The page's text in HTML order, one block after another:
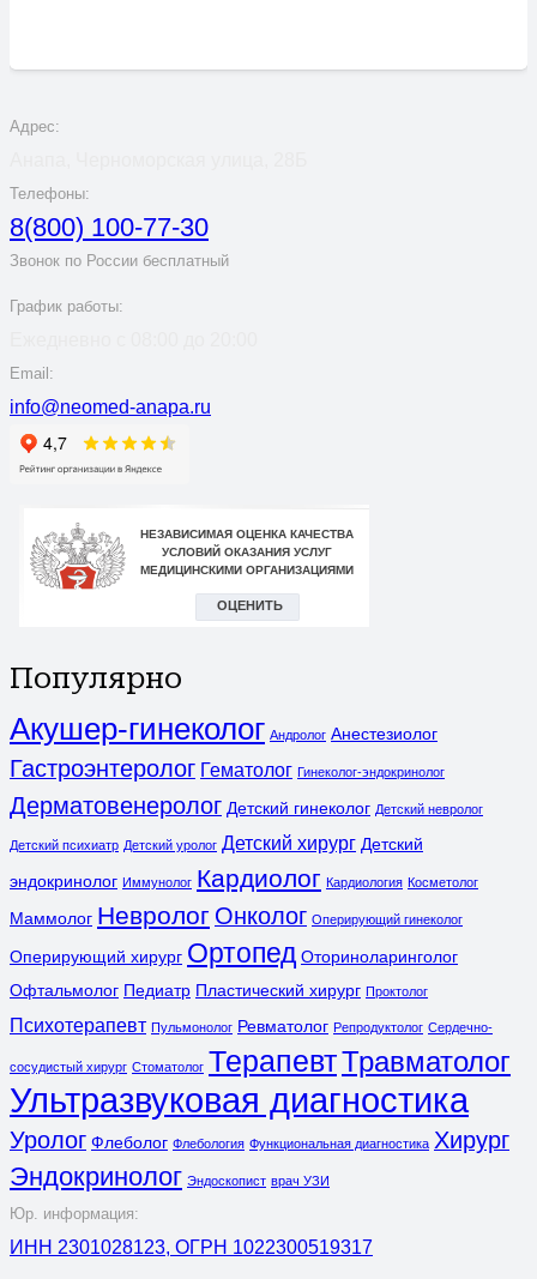
Адрес:
Телефоны:
8(800) 100-77-30
Звонок по России бесплатный
График работы:
Email:
info@neomed-anapa.ru
Популярно
Акушер-гинеколог Андролог Анестезиолог
Гастроэнтеролог Гематолог Гинеколог-эндокринолог
Дерматовенеролог Детский гинеколог Детский невролог
Детский психиатр Детский уролог Детский хирург Детский
эндокринолог Иммунолог Кардиолог Кардиология Косметолог
Маммолог Невролог Онколог Оперирующий гинеколог
Оперирующий хирург Ортопед Оториноларинголог
Офтальмолог Педиатр Пластический хирург Проктолог
Психотерапевт Пульмонолог Ревматолог Репродуктолог Сердечно-
сосудистый хирург Стоматолог ТерапевтТравматолог
Ультразвуковая диагностика
Уролог Флеболог Флебология Функциональная диагностика Хирург
Эндокринолог Эндоскопист врач УЗИ
Юр. информация:
ИНН 2301028123, ОГРН 1022300519317